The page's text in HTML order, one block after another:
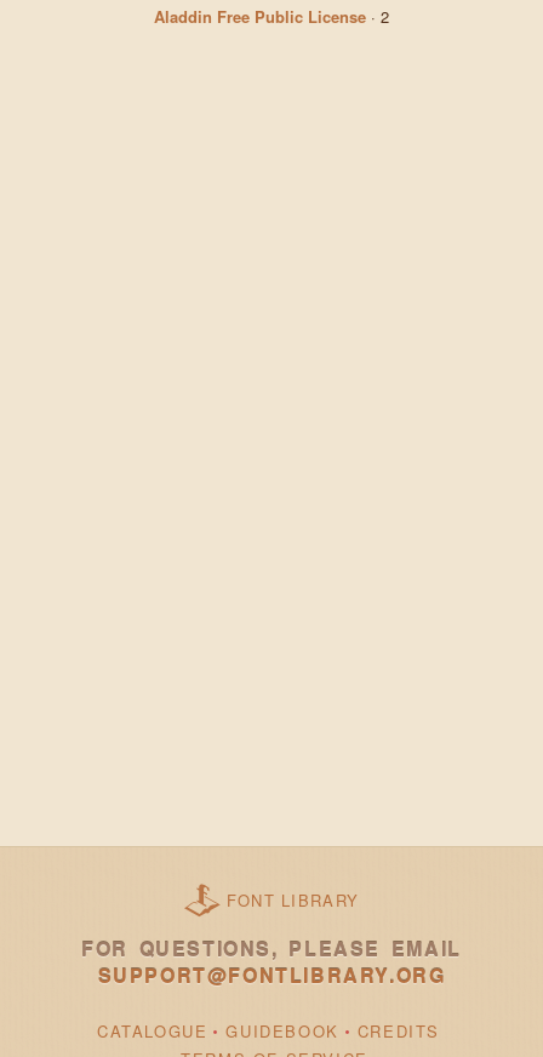
Aladdin Free Public License · 2
FONT LIBRARY
FOR QUESTIONS, PLEASE EMAIL
SUPPORT@FONTLIBRARY.ORG
CATALOGUE GUIDEBOOK
CREDITS